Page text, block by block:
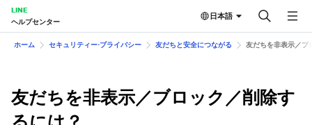
LINE
ヘルプセンター
日本語
ホーム セキュリティー⋅プライバシー 友だちと安全につながる 友だちを非表示／ブ
友だちを非表示／ブロック／削除す